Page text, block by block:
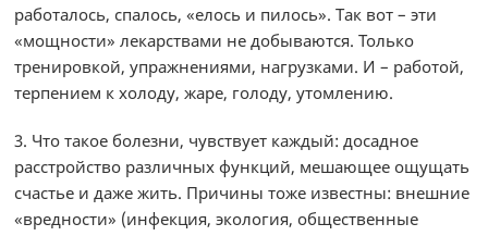
работалось, спалось, «елось и пилось». Так вот – эти
«мощности» лекарствами не добываются. Только
тренировкой, упражнениями, нагрузками. И – работой,
терпением к холоду, жаре, голоду, утомлению.
3. Что такое болезни, чувствует каждый: досадное
расстройство различных функций, мешающее ощущать
счастье и даже жить. Причины тоже известны: внешние
«вредности» (инфекция, экология, общественные